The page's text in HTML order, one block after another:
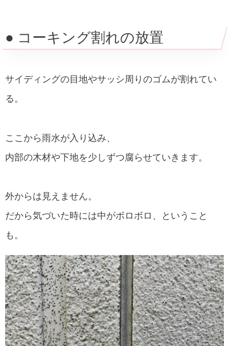
● コーキング割れの放置
サイディングの目地やサッシ周りのゴムが割れてい
る。
ここから雨水が入り込み、
内部の木材や下地を少しずつ腐らせていきます。
外からは見えません。
だから気づいた時には中がボロボロ、ということ
も。